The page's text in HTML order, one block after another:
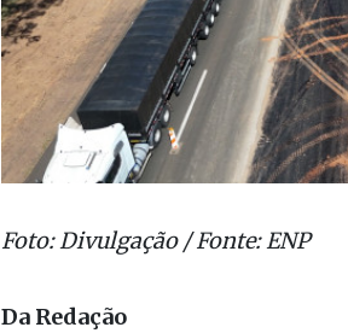
Foto: Divulgação / Fonte: ENP